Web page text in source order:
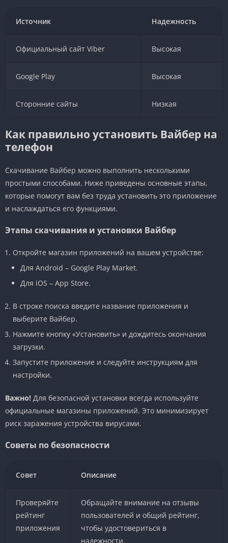
Источник Надежность
Официальный сайт Viber Высокая
Google Play Высокая
Сторонние сайты Низкая
Как правильно установить Вайбер на
телефон
Скачивание Вайбер можно выполнить несколькими
простыми способами. Ниже приведены основные этапы,
которые помогут вам без труда установить это приложение
и наслаждаться его функциями.
Этапы скачивания и установки Вайбер
Откройте магазин приложений на вашем устройстве:
Для Android – Google Play Market.
Для iOS – App Store.
В строке поиска введите название приложения и
выберите Вайбер.
Нажмите кнопку «Установить» и дождитесь окончания
загрузки.
Запустите приложение и следуйте инструкциям для
настройки.
Важно! Для безопасной установки всегда используйте
официальные магазины приложений. Это минимизирует
риск заражения устройства вирусами.
Советы по безопасности
Совет Описание
Проверяйте
рейтинг
приложения
Обращайте внимание на отзывы
пользователей и общий рейтинг,
чтобы удостовериться в
надежности.